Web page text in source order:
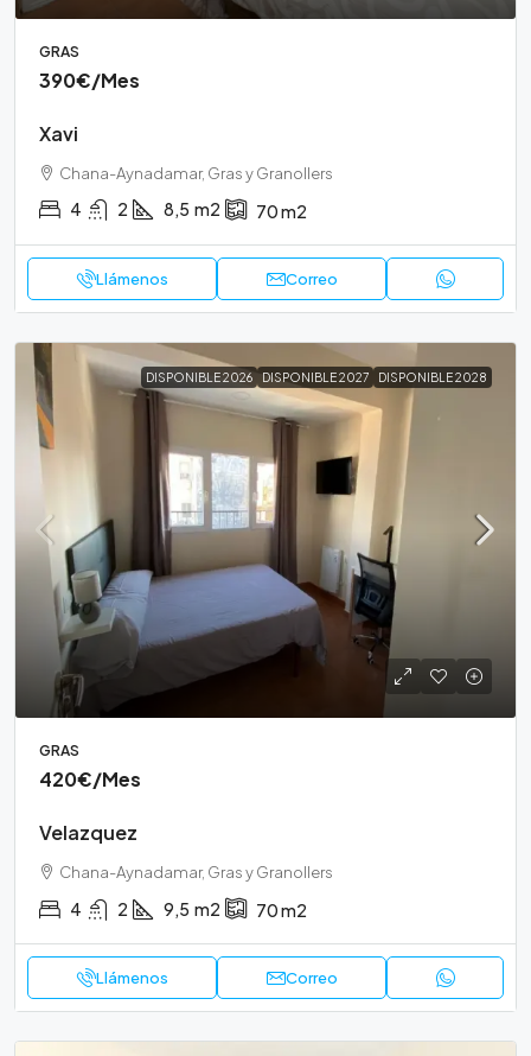
GRAS
390€/Mes
Xavi
Chana-Aynadamar, Gras y Granollers
4 2 8,5 m2 70m2
Llámenos Correo
DISPONIBLE 2026 DISPONIBLE 2027 DISPONIBLE 2028
GRAS
420€/Mes
Velazquez
Chana-Aynadamar, Gras y Granollers
4 2 9,5 m2 70m2
Llámenos Correo